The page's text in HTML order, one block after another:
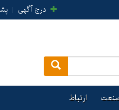
درج آگهی |
ارتباط